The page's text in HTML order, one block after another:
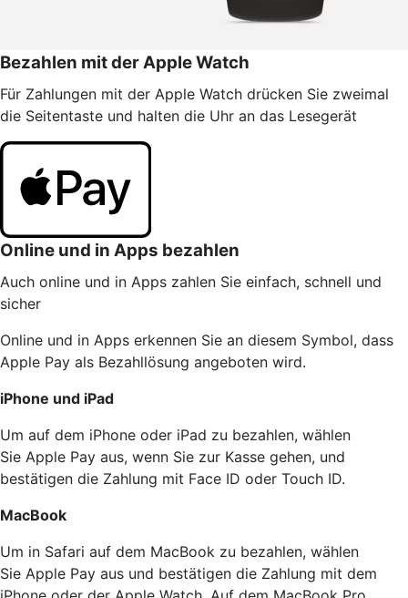
Bezahlen mit der Apple Watch
Für Zahlungen mit der Apple Watch drücken Sie zweimal
die Seitentaste und halten die Uhr an das Lesegerät
Online und in Apps bezahlen
Auch online und in Apps zahlen Sie einfach, schnell und
sicher
Online und in Apps erkennen Sie an diesem Symbol, dass
Apple Pay als Bezahllösung angeboten wird.
iPhone und iPad
Um auf dem iPhone oder iPad zu bezahlen, wählen
Sie Apple Pay aus, wenn Sie zur Kasse gehen, und
bestätigen die Zahlung mit Face ID oder Touch ID.
MacBook
Um in Safari auf dem MacBook zu bezahlen, wählen
Sie Apple Pay aus und bestätigen die Zahlung mit dem